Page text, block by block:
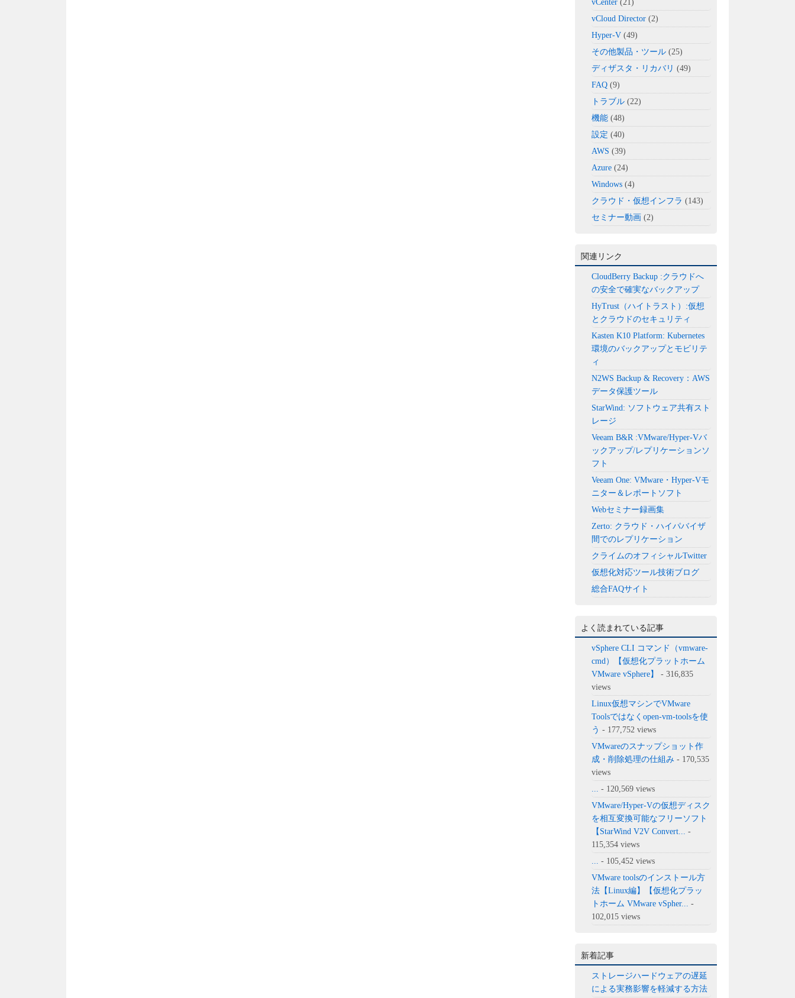
vCenter (21)
vCloud Director (2)
Hyper-V (49)
その他製品・ツール (25)
ディザスタ・リカバリ (49)
FAQ (9)
トラブル (22)
機能 (48)
設定 (40)
AWS (39)
Azure (24)
Windows (4)
クラウド・仮想インフラ (143)
セミナー動画 (2)
関連リンク
CloudBerry Backup :クラウドへ
の安全で確実なバックアップ
HyTrust（ハイトラスト）:仮想
とクラウドのセキュリティ
Kasten K10 Platform: Kubernetes
環境のバックアップとモビリテ
ィ
N2WS Backup & Recovery：AWS
データ保護ツール
StarWind: ソフトウェア共有スト
レージ
Veeam B&R :VMware/Hyper-Vバ
ックアップ/レプリケーションソ
フト
Veeam One: VMware・Hyper-Vモ
ニター＆レポートソフト
Webセミナー録画集
Zerto: クラウド・ハイパバイザ
間でのレプリケーション
クライムのオフィシャルTwitter
仮想化対応ツール技術ブログ
総合FAQサイト
よく読まれている記事
vSphere CLI コマンド（vmware-
cmd）【仮想化プラットホーム
VMware vSphere】
- 316,835
views
Linux仮想マシンでVMware
Toolsではなくopen-vm-toolsを使
う - 177,752 views
VMwareのスナップショット作
成・削除処理の仕組み - 170,535
views
- 120,569 views
VMware/Hyper-Vの仮想ディスク
を相互変換可能なフリーソフト
【StarWind V2V Convert...
-
115,354 views
- 105,452 views
VMware toolsのインストール方
法【Linux編】【仮想化プラッ
トホーム VMware vSpher...
-
102,015 views
新着記事
ストレージハードウェアの遅延
による実務影響を軽減する方法